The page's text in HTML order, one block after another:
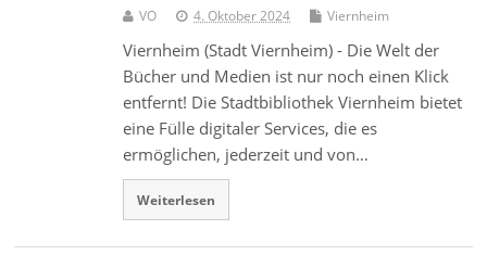
VO 4. Oktober 2024 Viernheim
Viernheim (Stadt Viernheim) - Die Welt der
Bücher und Medien ist nur noch einen Klick
entfernt! Die Stadtbibliothek Viernheim bietet
eine Fülle digitaler Services, die es
ermöglichen, jederzeit und von…
Weiterlesen